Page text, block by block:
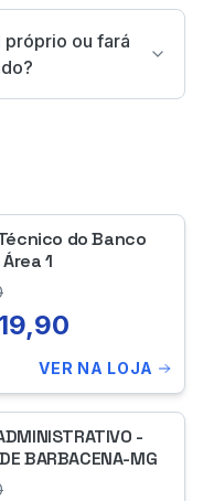
próprio ou fará
do Banco
1
19,90
VER NA LOJA
-
BARBACENA-MG